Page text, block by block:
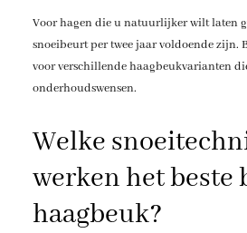
Voor hagen die u natuurlijker wilt laten
snoeibeurt per twee jaar voldoende zijn.
voor verschillende haagbeukvarianten
onderhoudswensen.
Welke
werken het beste
haagbeuk?